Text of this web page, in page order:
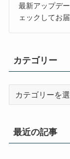
最新アップデ
ェックしてお
カテゴリー
リ
最近の記事